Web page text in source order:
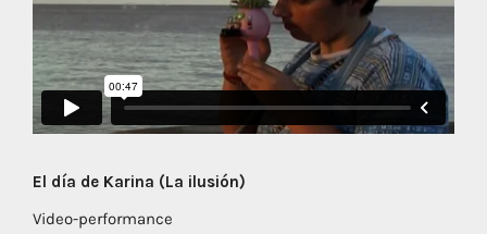
El día de Karina (La ilusión)
Video-performance